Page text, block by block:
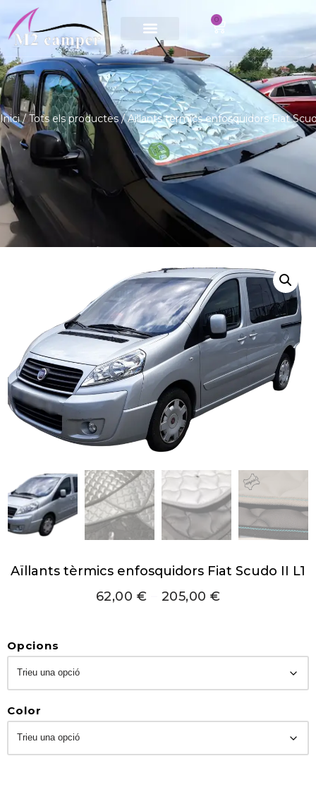
Saltar
al
contingut
0
Inici/Tots els productes/ Aïllants tèrmics enfosquidors Fiat
Aïllants tèrmics enfosquidors Fiat Scudo II L1
62,00 € 205,00 €
Opcions
Color